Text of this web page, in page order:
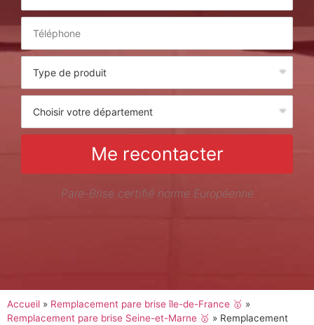
Me recontacter
Pare-Brise certifié norme Européenne
Accueil » Remplacement pare brise île-de-France 🥇 »
Remplacement pare brise Seine-et-Marne 🥇 » Remplacement